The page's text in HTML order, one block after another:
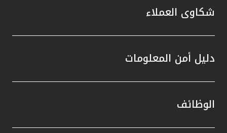
شكاوى العملاء
دليل أمن المعلومات
الوظائف